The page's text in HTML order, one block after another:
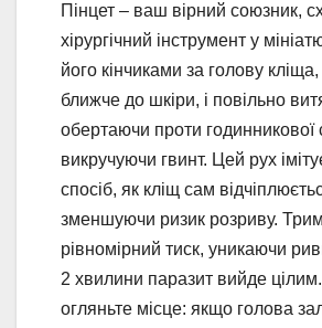
Пінцет – ваш вірний союзник,
хірургічний інструмент у
його кінчиками за голову
ближче до шкіри, і повільно
обертаючи проти годинникової
викручуючи гвинт. Цей рух
спосіб, як кліщ сам
зменшуючи ризик розриву.
рівномірний тиск, уникаючи
2 хвилини паразит вийде
огляньте місце: якщо голова